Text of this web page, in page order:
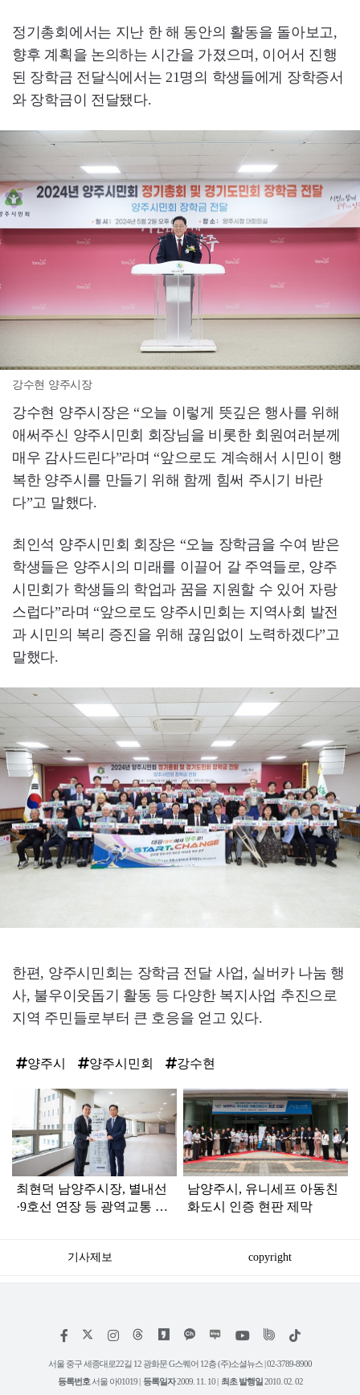
정기총회에서는 지난 한 해 동안의 활동을 돌아보고,
향후 계획을 논의하는 시간을 가졌으며, 이어서 진행
된 장학금 전달식에서는 21명의 학생들에게 장학증서
와 장학금이 전달됐다.
강수현 양주시장
강수현 양주시장은 “오늘 이렇게 뜻깊은 행사를 위해
애써주신 양주시민회 회장님을 비롯한 회원여러분께
매우 감사드린다”라며 “앞으로도 계속해서 시민이 행
복한 양주시를 만들기 위해 함께 힘써 주시기 바란
다”고 말했다.
최인석 양주시민회 회장은 “오늘 장학금을 수여 받은
학생들은 양주시의 미래를 이끌어 갈 주역들로, 양주
시민회가 학생들의 학업과 꿈을 지원할 수 있어 자랑
스럽다”라며 “앞으로도 양주시민회는 지역사회 발전
과 시민의 복리 증진을 위해 끊임없이 노력하겠다”고
말했다.
한편, 양주시민회는 장학금 전달 사업, 실버카 나눔 행
사, 불우이웃돕기 활동 등 다양한 복지사업 추진으로
지역 주민들로부터 큰 호응을 얻고 있다.
양주시 양주시민회 강수현
인
최현덕 남양주시장, 별내선
·9호선 연장 등 광역교통 정
남양주시, 유니세프 아동친
화도시 인증 현판 제막
기사제보 copyright
페
스
북
인
타
그
램
위
트
리
유
틱
서울 중구 세종대로22길 12 광화문 G스퀘어 12층 (주)소셜뉴스 | 02-3789-8900
등록번호 서울 아01019 | 등록일자2009. 11. 10 | 최초 발행일2010. 02. 02